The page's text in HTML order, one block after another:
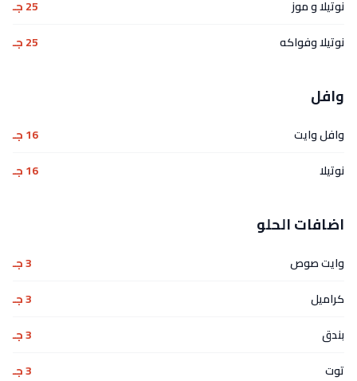
نوتيلا و موز
25 جـ
نوتيلا وفواكه
25 جـ
وافل
وافل وايت
16 جـ
نوتيلا
16 جـ
اضافات الحلو
وايت صوص
3 جـ
كراميل
3 جـ
بندق
3 جـ
توت
3 جـ